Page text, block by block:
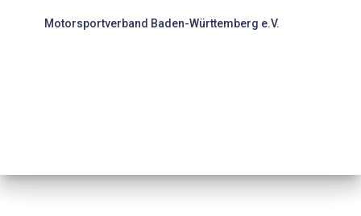
Motorsportverband Baden-Württemberg e.V.